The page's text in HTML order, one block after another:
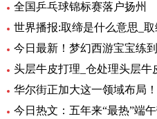
全国乒乓球锦标赛落户扬州
世界播报:取缔是什么意思_
头层牛皮打理_仓处理头层牛
华尔街正加大这一领域布局